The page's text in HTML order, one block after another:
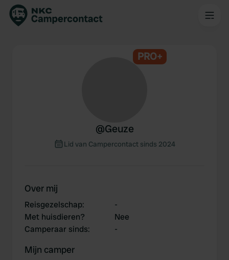
PRO+
@Geuze
Lid van Campercontact sinds 2024
Over mij
Reisgezelschap:
-
Met huisdieren?
Nee
Camperaar sinds: -
Mijn camper